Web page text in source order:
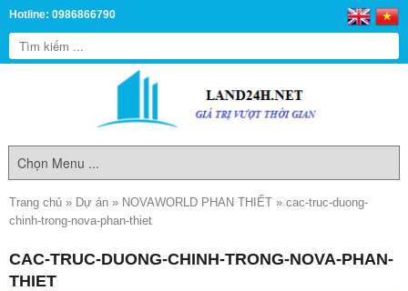
Hotline: 0986866790
Trang chủ » Dự án » NOVAWORLD PHAN THIẾT » cac-truc-duong-
chinh-trong-nova-phan-thiet
CAC-TRUC-DUONG-CHINH-TRONG-NOVA-PHAN-
THIET